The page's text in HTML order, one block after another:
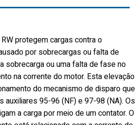
protegem cargas contra o
por sobrecargas ou falta de
sobrecarga ou uma falta de fase no
na corrente do motor. Esta elevação
do mecanismo de disparo que
auxiliares 95-96 (NF) e 97-98 (NA). Os
a carga por meio de um contator. O